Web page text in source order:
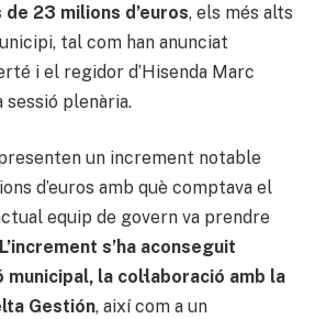
23 milions d’euros, els més alts
tal com han anunciat
i el regidor d’Hisenda Marc
sessió plenària.
un increment notable
d’euros amb què comptava el
equip de govern va prendre
L’increment s’ha aconseguit
la col·laboració amb la
Gestión, així com a un